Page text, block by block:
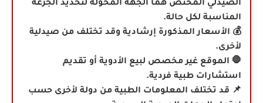
الصيدلي المختص هما الجهة المخولة لتحديد الجرعة
المناسبة لكل حالة.
💰 الأسعار المذكورة إرشادية وقد تختلف من صيدلية
لأخرى.
🛑 الموقع غير مخصص لبيع الأدوية أو تقديم
استشارات طبية فردية.
📌 قد تختلف المعلومات الطبية من دولة لأخرى حسب